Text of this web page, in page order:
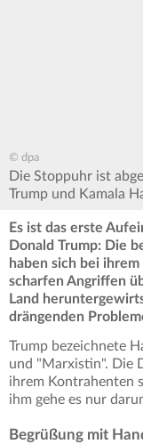
© dpa
Die Stoppuhr ist
Trump und Kamala
Es ist das erste
Donald Trump: Die
haben sich bei
scharfen Angriffen
Land
drängenden
Trump bezeichnete
und "Marxistin". Die
ihrem Kontrahenten
ihm gehe es nur
Begrüßung mit